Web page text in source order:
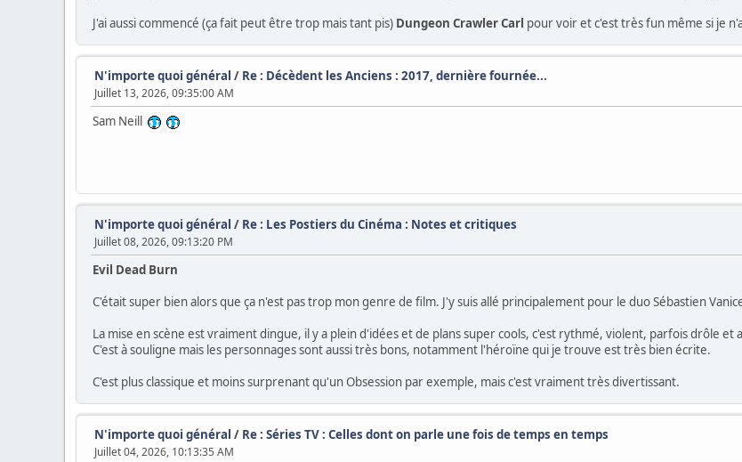
J'ai aussi commencé (ça fait peut être trop mais tant pis) Dungeon Crawler Carl pour voir et c'est très fun même si je
N'importe quoi général / Re : Décèdent les Anciens : 2017, dernière fournée...
Juillet 13, 2026, 09:35:00 AM
Sam Neill
N'importe quoi général / Re : Les Postiers du Cinéma : Notes et critiques
Juillet 08, 2026, 09:13:20 PM
Evil Dead Burn
C'était super bien alors que ça n'est pas trop mon genre de film. J'y suis allé principalement pour le duo Sébastien
La mise en scène est vraiment dingue, il y a plein d'idées et de plans super cools, c'est rythmé, violent, parfois drôle et
C'est à souligne mais les personnages sont aussi très bons, notamment l'héroïne qui je trouve est très bien écrite.
C'est plus classique et moins surprenant qu'un Obsession par exemple, mais c'est vraiment très divertissant.
N'importe quoi général / Re : Séries TV : Celles dont on parle une fois de temps en temps
Juillet 04, 2026, 10:13:35 AM